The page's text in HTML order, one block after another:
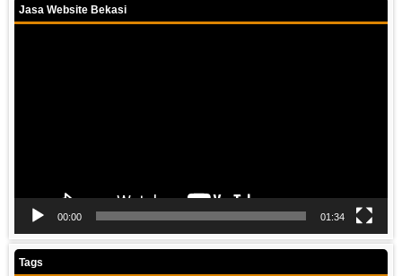
Jasa Website Bekasi
00:00 01:34
Tags